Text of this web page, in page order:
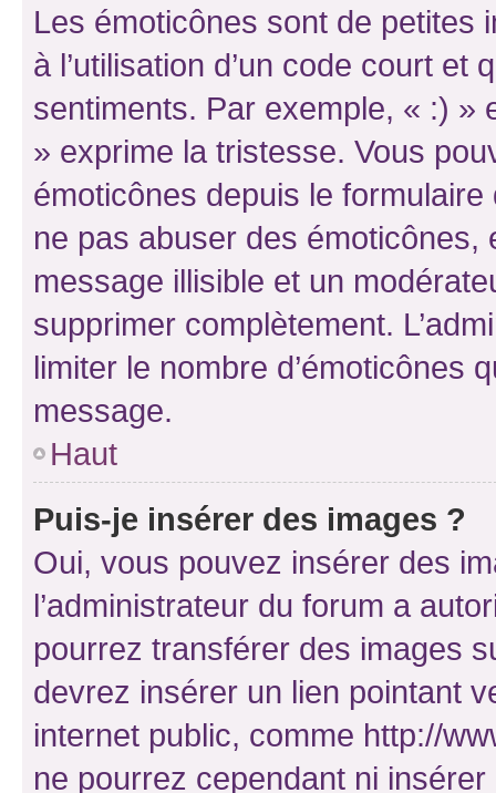
Les émoticônes sont de petites
à l’utilisation d’un code court et
sentiments. Par exemple, « :) »
» exprime la tristesse. Vous
émoticônes depuis le
ne pas abuser des
message illisible et un
supprimer complètement.
limiter le nombre d’émoticônes
message.
Haut
Puis-je insérer des images ?
Oui, vous pouvez insérer des
l’administrateur du forum a
pourrez transférer des images
devrez insérer un lien pointant
internet public, comme http://
ne pourrez cependant ni